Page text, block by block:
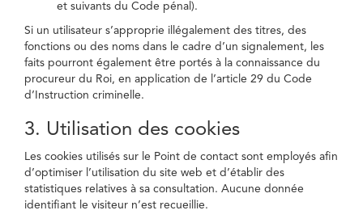
et suivants du Code pénal).
Si un utilisateur s’approprie illégalement des titres, des
fonctions ou des noms dans le cadre d’un signalement, les
faits pourront également être portés à la connaissance du
procureur du Roi, en application de l’article 29 du Code
d’Instruction criminelle.
3. Utilisation des cookies
Les cookies utilisés sur le Point de contact sont employés afin
d’optimiser l’utilisation du site web et d’établir des
statistiques relatives à sa consultation. Aucune donnée
identifiant le visiteur n’est recueillie.